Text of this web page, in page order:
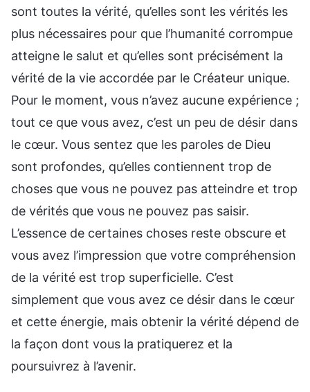
sont toutes la vérité, qu’elles sont les vérités les
plus nécessaires pour que l’humanité corrompue
atteigne le salut et qu’elles sont précisément la
vérité de la vie accordée par le Créateur unique.
Pour le moment, vous n’avez aucune expérience ;
tout ce que vous avez, c’est un peu de désir dans
le cœur. Vous sentez que les paroles de Dieu
sont profondes, qu’elles contiennent trop de
choses que vous ne pouvez pas atteindre et trop
de vérités que vous ne pouvez pas saisir.
L’essence de certaines choses reste obscure et
vous avez l’impression que votre compréhension
de la vérité est trop superficielle. C’est
simplement que vous avez ce désir dans le cœur
et cette énergie, mais obtenir la vérité dépend de
la façon dont vous la pratiquerez et la
poursuivrez à l’avenir.